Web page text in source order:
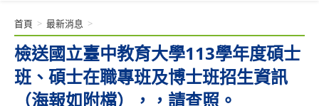
檢送國立臺中教育大學113學年度碩士
班、碩士在職專班及博士班招生資訊
（海報如附檔），，請查照。
首頁 > 最新消息 >